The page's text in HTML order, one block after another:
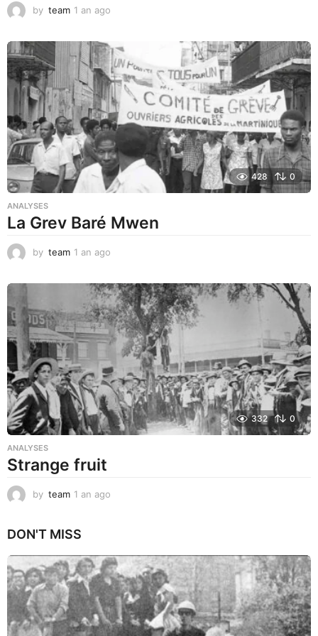
by team 1 an ago
a
g
o
428 0
ANALYSES
La Grev Baré Mwen
by team 1 an ago
a
g
o
332 0
ANALYSES
Strange fruit
by team 1 an ago
o
DON'T MISS